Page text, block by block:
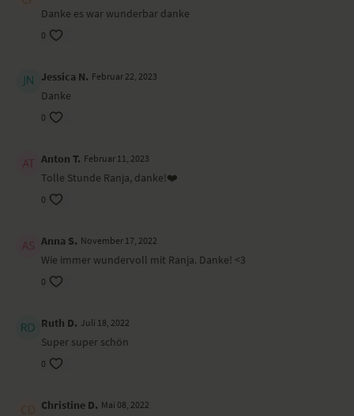
Danke es war wunderbar danke
0
Jessica N. Februar 22, 2023
Danke
0
Anton T. Februar 11, 2023
Tolle Stunde Ranja, danke!❤️
0
Anna S. November 17, 2022
Wie immer wundervoll mit Ranja. Danke! <3
0
Ruth D. Juli 18, 2022
Super super schön
0
Christine D. Mai 08, 2022